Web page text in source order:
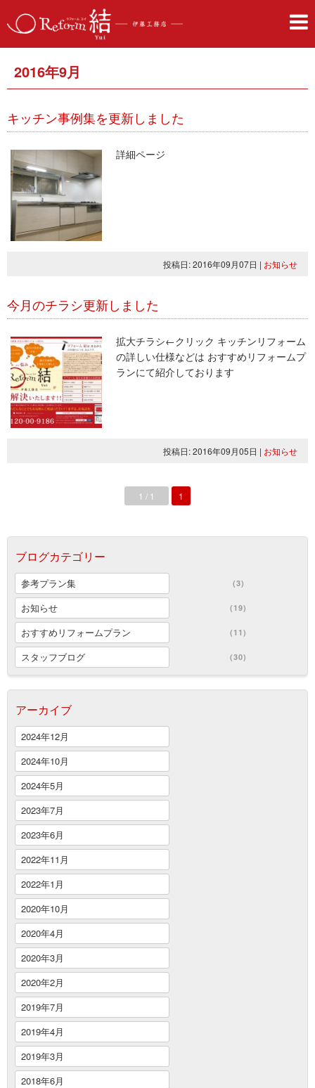
2016年9月
キッチン事例集を更新しました
詳細ページ
投稿日: 2016年09月07日 | お知らせ
今月のチラシ更新しました
拡大チラシ←クリック キッチンリフォーム
の詳しい仕様などは おすすめリフォームプ
ランにて紹介しております
投稿日: 2016年09月05日 | お知らせ
1 / 1 1
ブログカテゴリー
参考プラン集 (3)
お知らせ (19)
おすすめリフォームプラン (11)
スタッフブログ (30)
アーカイブ
2024年12月
2024年10月
2024年5月
2023年7月
2023年6月
2022年11月
2022年1月
2020年10月
2020年4月
2020年3月
2020年2月
2019年7月
2019年4月
2019年3月
2018年6月